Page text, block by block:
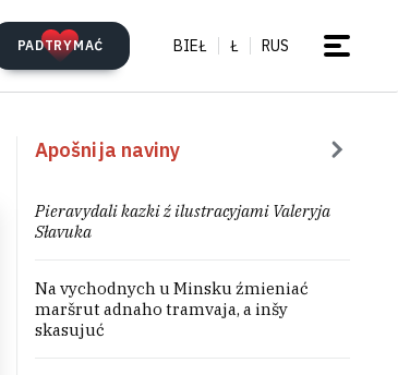
PADTRYMAĆ BIEŁ Ł RUS
Apošnija naviny
Pieravydali kazki ź ilustracyjami Valeryja
Słavuka
Na vychodnych u Minsku źmieniać
maršrut adnaho tramvaja, a inšy
skasujuć